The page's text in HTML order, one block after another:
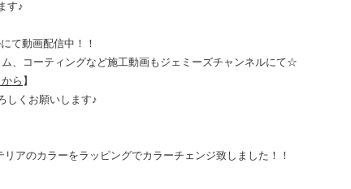
す♪
て動画配信中！！
、コーティングなど施工動画もジェミーズチャンネルにて☆
ら 】
しくお願いします♪
アのカラーをラッピングでカラーチェンジ致しました！！